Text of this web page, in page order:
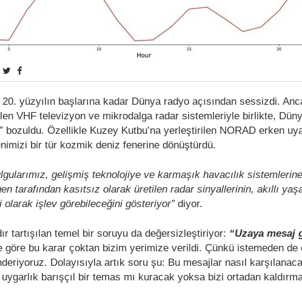
yüzyılın başlarına kadar Dünya radyo açısından sessizdi.
VHF televizyon ve mikrodalga radar sistemleriyle birlikte,
bozuldu. Özellikle Kuzey Kutbu’na yerleştirilen NORAD erken
bir tür kozmik deniz fenerine dönüştürdü.
gelişmiş teknolojiye ve karmaşık havacılık
tarafından kasıtsız olarak üretilen radar sinyallerinin, akıllı
işlev görebileceğini gösteriyor”diyor.
tartışılan temel bir soruyu da değersizleştiriyor: “Uzaya mesaj
göre bu karar çoktan bizim yerimize verildi. Çünkü istemeden de
Dolayısıyla artık soru şu: Bu mesajlar nasıl
barışçıl bir temas mı kuracak yoksa bizi ortadan